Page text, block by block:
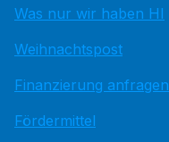
Was nur wir haben HI
Weihnachtspost
Finanzierung anfragen
Fördermittel